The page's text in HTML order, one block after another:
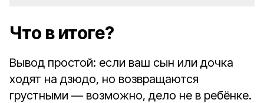
Что в итоге?
Вывод простой: если ваш сын или дочка
ходят на дзюдо, но возвращаются
грустными — возможно, дело не в ребёнке.